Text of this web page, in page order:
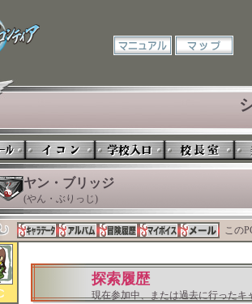
ヤン・ブリッジ
(やん・ぶりっじ)
この
探索履歴
現在参加中、または過去に行った